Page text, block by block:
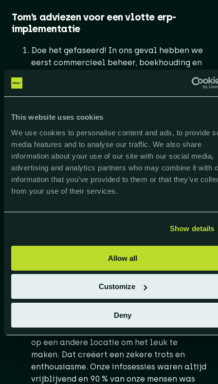
This website uses cookies
We use cookies to personalise content and ads, to provide
media features and to analyse our traffic. We also share
information about your use of our site with our social media,
advertising and analytics partners who may combine it with
information that you’ve provided to them or that they’ve
from your use of their services.
Show details
Allow all
Customize
Deny
Tom’s adviezen voor een vlotte erp-
implementatie
Doe het gefaseerd! In ons geval hebben we
eerst commercieel beheer, boekhouding en
Daarna was logistiek, aankoop en magazijn
aan de beurt gevolgd door rapportering
Luister naar je mensen op de vloer. Wij
hebben bijna letterlijk de consultants van
ESC opgesloten bij de aankoper, bij de
boekhouder, bij een toonbankmedewerker
etc. Da’s goed voor je ERP maar ook voor de
betrokkenheid van je mensen. Zij hebben
Je bouwt voor de eindgebruiker, niet voor IT
of voor de baas. Bij ons heeft het
management zelfs maar een ‘limited user’ in
Dynamics NAV. Zij werken er niet zo
diepgaand in. Zet dus je mensen centraal
die er elke dag in zullen ploeteren.
Communiceer de voortgang en maak het
leuk. Na elke grote blok of fase
organiseerden we een infosessie. Soms eens
op een andere locatie om het leuk te
maken. Dat creëert een zekere trots en
enthousiasme. Onze infosessies waren altijd
vrijblijvend en 90 % van onze mensen was